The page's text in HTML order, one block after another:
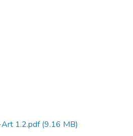
1.2.pdf(9.16 MB)